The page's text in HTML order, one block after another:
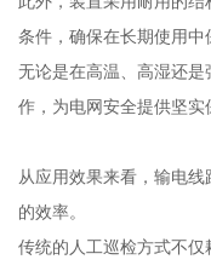
条件，确保在长期使用中
无论是在高温、高湿还
作，为电网安全提供坚实
从应用效果来看，输电
的效率。
传统的人工巡检方式不